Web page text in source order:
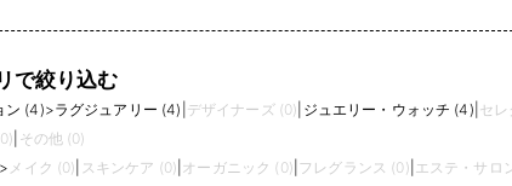
で絞り込む
ン (4)>ラグジュアリー (4) デザイナーズ (0) ジュエリー・ウォッチ (4) セ
その他 (0)
> メイク (0) スキンケア (0) オーガニック (0) フレグランス (0) エステ・サロ